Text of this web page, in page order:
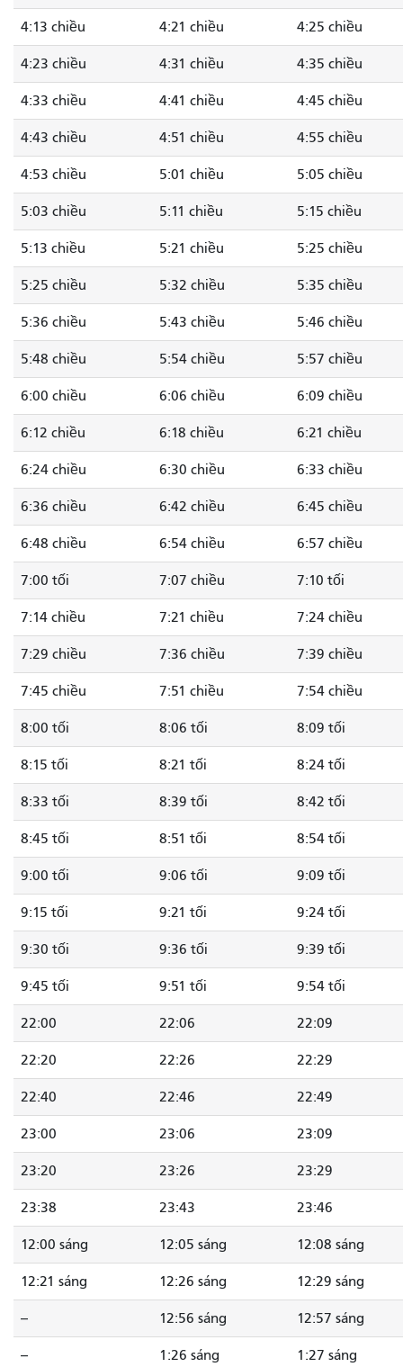
4:13 chiều 4:21 chiều 4:25 chiều
4:23 chiều 4:31 chiều 4:35 chiều
4:33 chiều 4:41 chiều 4:45 chiều
4:43 chiều 4:51 chiều 4:55 chiều
4:53 chiều 5:01 chiều 5:05 chiều
5:03 chiều 5:11 chiều 5:15 chiều
5:13 chiều 5:21 chiều 5:25 chiều
5:25 chiều 5:32 chiều 5:35 chiều
5:36 chiều 5:43 chiều 5:46 chiều
5:48 chiều 5:54 chiều 5:57 chiều
6:00 chiều 6:06 chiều 6:09 chiều
6:12 chiều 6:18 chiều 6:21 chiều
6:24 chiều 6:30 chiều 6:33 chiều
6:36 chiều 6:42 chiều 6:45 chiều
6:48 chiều 6:54 chiều 6:57 chiều
7:00 tối 7:07 chiều 7:10 tối
7:14 chiều 7:21 chiều 7:24 chiều
7:29 chiều 7:36 chiều 7:39 chiều
7:45 chiều 7:51 chiều 7:54 chiều
8:00 tối 8:06 tối 8:09 tối
8:15 tối 8:21 tối 8:24 tối
8:33 tối 8:39 tối 8:42 tối
8:45 tối 8:51 tối 8:54 tối
9:00 tối 9:06 tối 9:09 tối
9:15 tối 9:21 tối 9:24 tối
9:30 tối 9:36 tối 9:39 tối
9:45 tối 9:51 tối 9:54 tối
22:00 22:06 22:09
22:20 22:26 22:29
22:40 22:46 22:49
23:00 23:06 23:09
23:20 23:26 23:29
23:38 23:43 23:46
12:00 sáng 12:05 sáng 12:08 sáng
12:21 sáng 12:26 sáng 12:29 sáng
-- 12:56 sáng 12:57 sáng
-- 1:26 sáng 1:27 sáng